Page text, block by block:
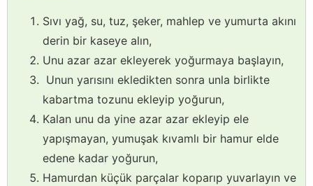
Sıvı yağ, su, tuz, şeker, mahlep ve yumurta akını
derin bir kaseye alın,
Unu azar azar ekleyerek yoğurmaya başlayın,
Unun yarısını ekledikten sonra unla birlikte
kabartma tozunu ekleyip yoğurun,
Kalan unu da yine azar azar ekleyip ele
yapışmayan, yumuşak kıvamlı bir hamur elde
edene kadar yoğurun,
Hamurdan küçük parçalar koparıp yuvarlayın ve